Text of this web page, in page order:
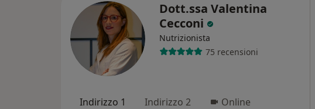
Dott.ssa Valentina
Cecconi
Nutrizionista
75 recensioni
Indirizzo 1 Indirizzo 2 Online